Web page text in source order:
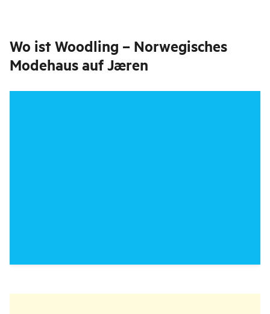
Wo ist Woodling – Norwegisches
Modehaus auf Jæren